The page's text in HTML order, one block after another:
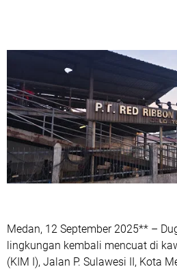
Medan, 12 September 2025** –
lingkungan kembali mencuat di
(KIM I), Jalan P. Sulawesi II, Kota